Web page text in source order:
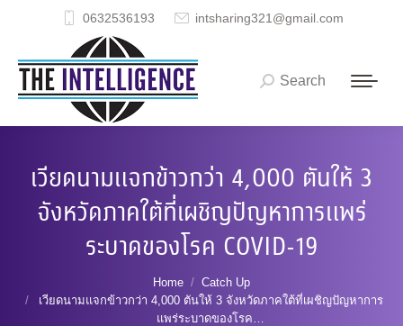
0632536193 intsharing321@gmail.com
Search:
Search
เวียดนามแจกข้าวกว่า 4,000 ตันให้ 3
จังหวัดภาคใต้ที่เผชิญปัญหาการแพร่
ระบาดของโรค COVID-19
Home
Catch Up
เวียดนามแจกข้าวกว่า 4,000 ตันให้ 3 จังหวัดภาคใต้ที่เผชิญปัญหาการ
แพร่ระบาดของโรค…